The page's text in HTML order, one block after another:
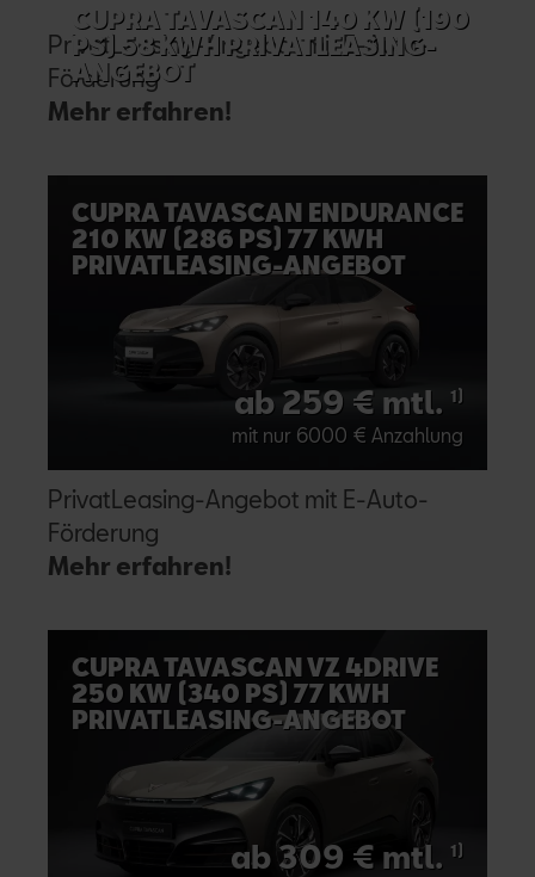
CUPRA TAVASCAN 140 KW (190
PS) 58 KWH PRIVATLEASING-
ANGEBOT
PrivatLeasing-Angebot mit E-Auto-
Förderung
Mehr erfahren!
CUPRA TAVASCAN ENDURANCE
210 KW (286 PS) 77 KWH
PRIVATLEASING-ANGEBOT
ab 259 € mtl. 1)
mit nur 6000 € Anzahlung
PrivatLeasing-Angebot mit E-Auto-
Förderung
Mehr erfahren!
CUPRA TAVASCAN VZ 4DRIVE
250 KW (340 PS) 77 KWH
PRIVATLEASING-ANGEBOT
ab 309 € mtl. 1)